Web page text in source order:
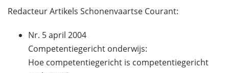
c
e
d
p
e
k
n
Redacteur Artikels Schonenvaartse Courant:
Nr. 5 april 2004
Competentiegericht onderwijs:
Hoe competentiegericht is competentiegericht